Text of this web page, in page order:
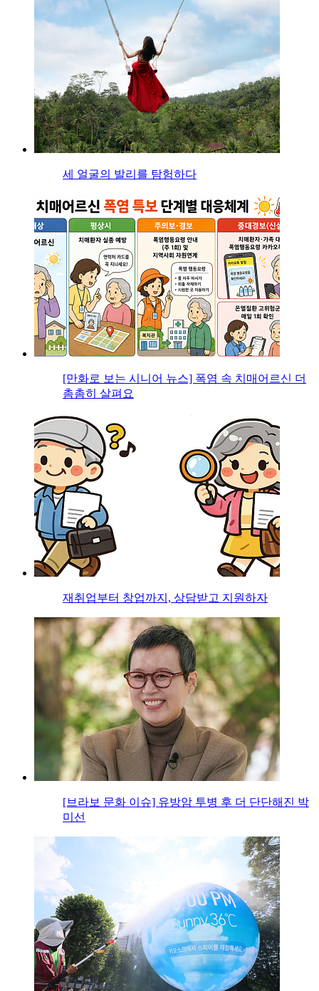
세 얼굴의 발리를 탐험하다
[만화로 보는 시니어 뉴스] 폭염 속 치매어르신 더
촘촘히 살펴요
재취업부터 창업까지, 상담받고 지원하자
[브라보 문화 이슈] 유방암 투병 후 더 단단해진 박
미선